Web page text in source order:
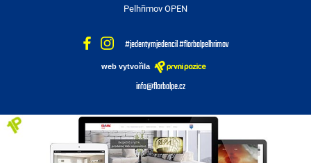
Pelhřimov OPEN
#jedentymjedencil #florbalpelhrimov
web vytvořila
info@florbalpe.cz